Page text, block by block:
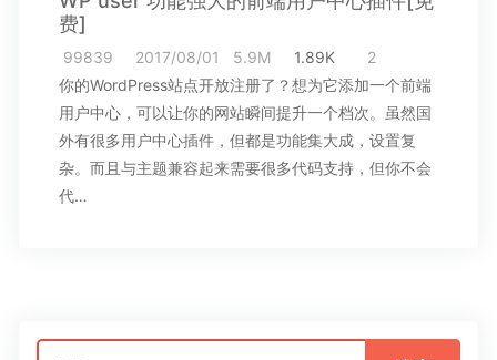
费]
99839 2017/08/01 5.9M 1.89K
2
你的WordPress站点开放注册了？想为它添加一个前端
用户中心，可以让你的网站瞬间提升一个档次。虽然国
外有很多用户中心插件，但都是功能集大成，设置复
杂。而且与主题兼容起来需要很多代码支持，但你不会
代…
搜